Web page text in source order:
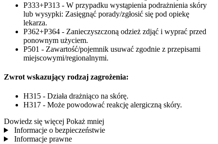
P333+P313 - W przypadku wystąpienia podrażnienia skóry
lub wysypki: Zasięgnąć porady/zgłosić się pod opiekę
lekarza.
P362+P364 - Zanieczyszczoną odzież zdjąć i wyprać przed
ponownym użyciem.
P501 - Zawartość/pojemnik usuwać zgodnie z przepisami
miejscowymi/regionalnymi.
Zwrot wskazujący rodzaj zagrożenia:
H315 - Działa drażniąco na skórę.
H317 - Może powodować reakcję alergiczną skóry.
Dowiedz się więcej Pokaż mniej
Informacje o bezpieczeństwie
Informacje prawne